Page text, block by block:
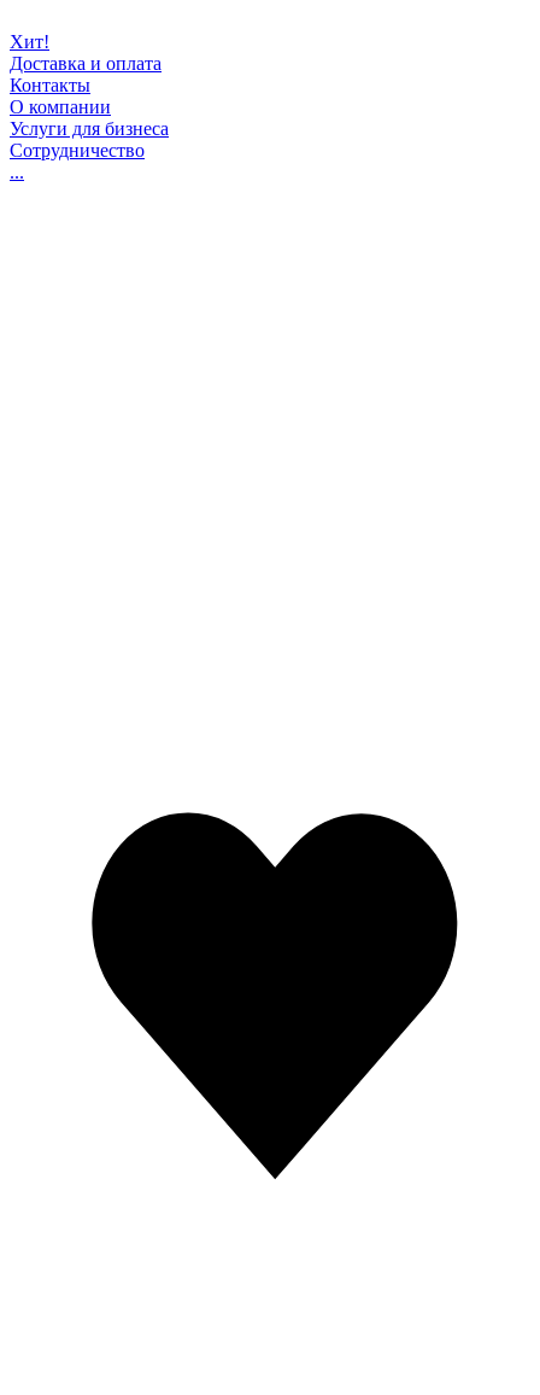
Хит!
Доставка и оплата
Контакты
О компании
Услуги для бизнеса
Сотрудничество
...